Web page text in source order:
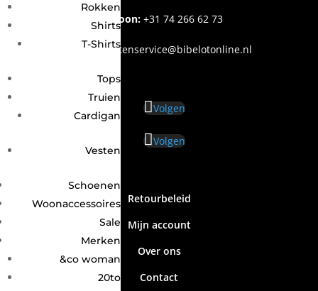
Rokken
Shirts
T-Shirts
Tops
Truien
Cardigan
Vesten
Schoenen
Woonaccessoires
Sale
Merken
&co woman
20to
Telefoon: +31 74 266 62 73
Email:klantenservice@bibelotonline.nl
Volgen
Volgen
Retourbeleid
Mijn account
Over ons
Contact